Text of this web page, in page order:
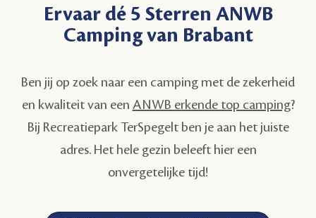
Ervaar dé 5 Sterren ANWB
Camping van Brabant
Ben jij op zoek naar een camping met de zekerheid
en kwaliteit van een ANWB erkende top camping?
Bij Recreatiepark TerSpegelt ben je aan het juiste
adres. Het hele gezin beleeft hier een
onvergetelijke tijd!